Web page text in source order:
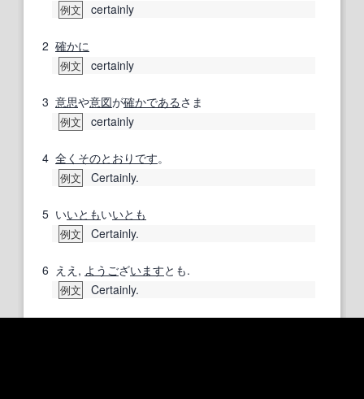
例文 certainly
2 確かに
例文 certainly
3 意思や意図が確かであるさま
例文 certainly
4 全く そのとおりです。
例文 Certainly.
5 いいともいいとも
例文 Certainly.
6 ええ, ようございますとも.
例文 Certainly.